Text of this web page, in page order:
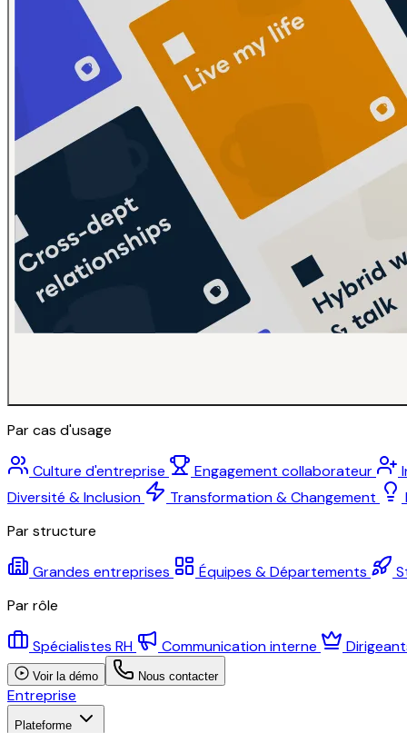
Par cas d'usage
Culture d'entreprise Engagement collaborateur
Diversité & Inclusion
Transformation & Changement
Par structure
Grandes entreprises Équipes & Départements
Par rôle
Spécialistes RH Communication interne
Voir la démo Nous contacter
Entreprise
Plateforme